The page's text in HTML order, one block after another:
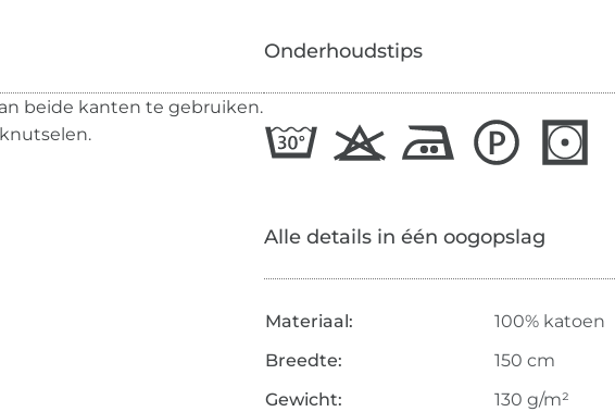
beide kanten te gebruiken.
Onderhoudstips
Alle details in één oogopslag
Materiaal:
100% katoen
Breedte:
150 cm
Gewicht:
130 g/m²